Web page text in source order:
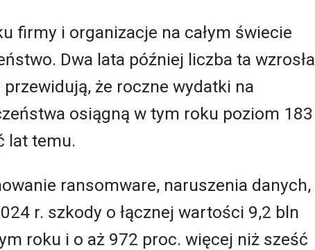
firmy i organizacje na całym świecie
Dwa lata później liczba ta wzrosła
że roczne wydatki na
osiągną w tym roku poziom 183
lat temu.
ransomware, naruszenia danych,
r. szkody o łącznej wartości 9,2 bln
roku i o aż 972 proc. więcej niż sześć